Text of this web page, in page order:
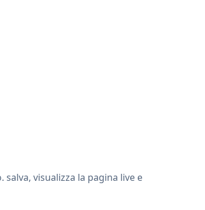
visualizza la pagina live e